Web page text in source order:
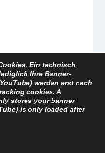
Ein technisch
Ihre Banner-
werden erst nach
cookies. A
stores your banner
is only loaded after